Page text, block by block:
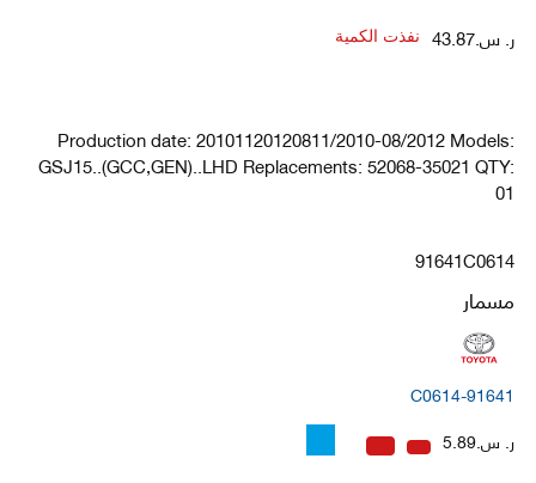
ر. س.43.87 نفذت الكمية
Production date: 20101120120811/2010-08/2012 Models:
GSJ15..(GCC,GEN)..LHD Replacements: 52068-35021 QTY:
01
91641C0614
مسمار
91641-C0614
ر. س.5.89